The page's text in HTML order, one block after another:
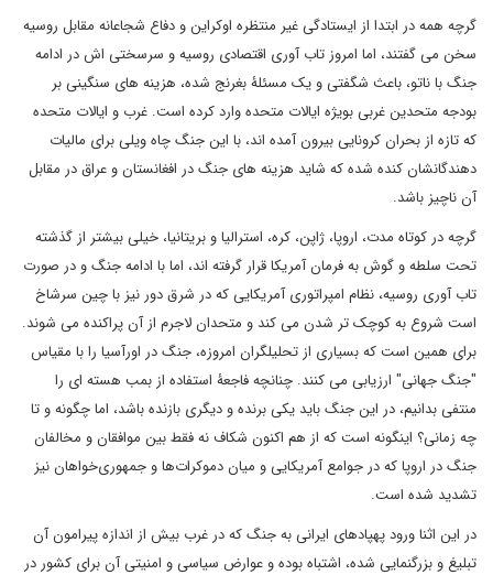
گرچه همه در ابتدا از ایستادگی غیر منتظره اوکراین و دفاع شجاعانه مقابل روسیه
سخن می گفتند، اما امروز تاب آوری اقتصادی روسیه و سرسختی اش در ادامه
جنگ با ناتو، باعث شگفتی و یک مسئلۀ بغرنج شده، هزینه های سنگینی بر
بودجه متحدین غربی بویژه ایالات متحده وارد کرده است. غرب و ایالات متحده
که تازه از بحران کرونایی بیرون آمده اند، با این جنگ چاه ویلی برای مالیات
دهندگانشان کنده شده که شاید هزینه های جنگ در افغانستان و عراق در مقابل
آن ناچیز باشد.
گرچه در کوتاه مدت، اروپا، ژاپن، کره، استرالیا و بریتانیا، خیلی بیشتر از گذشته
تحت سلطه و گوش به فرمان آمریکا قرار گرفته اند، اما با ادامه جنگ و در صورت
تاب آوری روسیه، نظام امپراتوری آمریکایی که در شرق دور نیز با چین سرشاخ
است شروع به کوچک تر شدن می کند و متحدان لاجرم از آن پراکنده می شوند.
برای همین است که بسیاری از تحلیلگران امروزه، جنگ در اورآسیا را با مقیاس
"جنگ جهانی" ارزیابی می کنند. چنانچه فاجعۀ استفاده از بمب هسته ای را
منتفی بدانیم، در این جنگ باید یکی برنده و دیگری بازنده باشد، اما چگونه و تا
چه زمانی؟ اینگونه است که از هم اکنون شکاف نه فقط بین موافقان و مخالفان
جنگ در اروپا که در جوامع آمریکایی و میان دموکرات‌ها و جمهوری‌خواهان نیز
تشدید شده است.
در این اثنا ورود پهپادهای ایرانی به جنگ که در غرب بیش از اندازه پیرامون آن
تبلیغ و بزرگنمایی شده، اشتباه بوده و عوارض سیاسی و امنیتی آن برای کشور در